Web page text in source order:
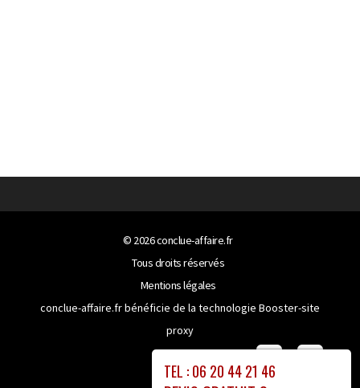
TEL : 06 20 44 21 46
© 2026conclue-affaire.fr
Tous droits réservés
Mentions légales
conclue-affaire.fr bénéficie de la technologie Booster-site
proxy